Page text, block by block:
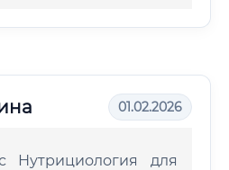
01.02.2026
Нутрициология для